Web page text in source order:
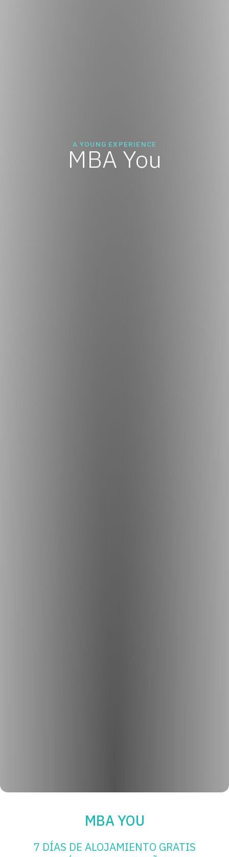
A YOUNG EXPERIENCE
MBA You
MBA YOU
7 DÍAS DE ALOJAMIENTO GRATIS